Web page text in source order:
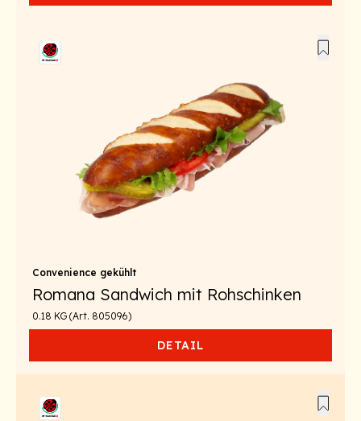
Convenience gekühlt
Romana Sandwich mit Rohschinken
0.18 KG (Art. 805096)
DETAIL